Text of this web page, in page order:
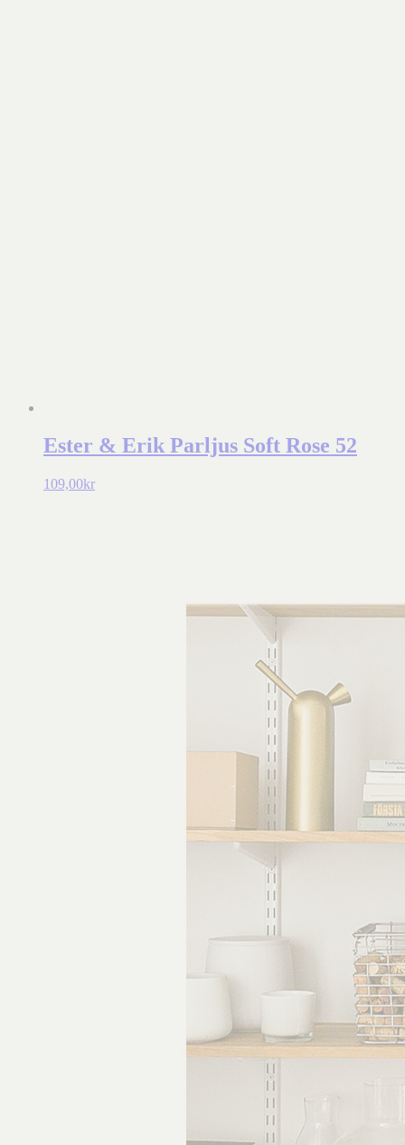
Ester & Erik Parljus Soft Rose 52
109,00kr